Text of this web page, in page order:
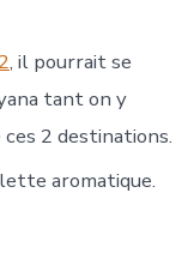
, il pourrait se
tant on y
2 destinations.
aromatique.